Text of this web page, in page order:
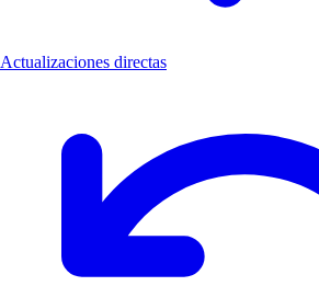
Actualizaciones directas